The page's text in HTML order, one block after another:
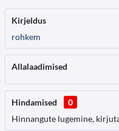
Kirjeldus
rohkem
Allalaadimised
Hindamised
0
Hinnangute lugemine,